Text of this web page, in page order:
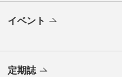
イベント
定期誌